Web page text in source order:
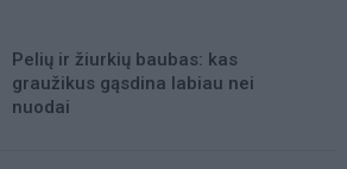
Pelių ir žiurkių baubas: kas
graužikus gąsdina labiau nei
nuodai